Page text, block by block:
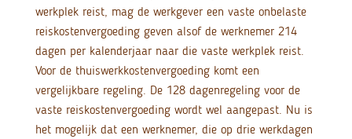
werkplek reist, mag de werkgever een vaste onbelaste
reiskostenvergoeding geven alsof de werknemer 214
dagen per kalenderjaar naar die vaste werkplek reist.
Voor de thuiswerkkostenvergoeding komt een
vergelijkbare regeling. De 128 dagenregeling voor de
vaste reiskostenvergoeding wordt wel aangepast. Nu is
het mogelijk dat een werknemer, die op drie werkdagen